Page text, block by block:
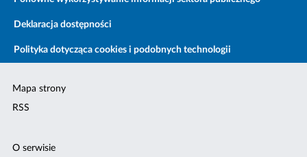
Deklaracja dostępności
Polityka dotycząca cookies i podobnych technologii
Mapa strony
RSS
O serwisie